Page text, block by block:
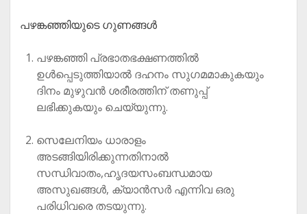
പഴങ്കഞ്ഞിയുടെ ഗുണങ്ങള്‍
പഴങ്കഞ്ഞി പ്രഭാതഭക്ഷണത്തില്‍
ഉള്‍പ്പെടുത്തിയാല്‍ ദഹനം സുഗമമാകുകയും
ദിനം മുഴുവന്‍ ശരീരത്തിന് തണുപ്പ്
ലഭിക്കുകയും ചെയ്യുന്നു.
സെലേനിയം ധാരാളം
അടങ്ങിയിരിക്കുന്നതിനാല്‍
സന്ധിവാതം,ഹൃദയസംബന്ധമായ
അസുഖങ്ങള്‍, ക്യാന്‍സര്‍ എന്നിവ ഒരു
പരിധിവരെ തടയുന്നു.